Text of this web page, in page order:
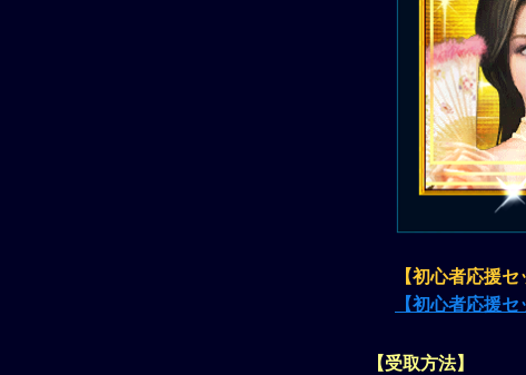
【初心者応援セ
【初心者応援セ
【受取方法】